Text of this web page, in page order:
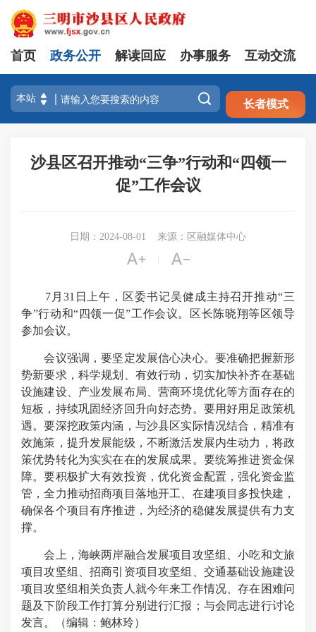
注册 登录
首页 政务公开 解读回应 办事服务 互动交流
 长者模式
沙县区召开推动“三争”行动和“四领一
促”工作会议
日期：2024-08-01 来源：区融媒体中心
 
7月31日上午，区委书记吴健成主持召开推动“三
争”行动和“四领一促”工作会议。区长陈晓翔等区领导
参加会议。
会议强调，要坚定发展信心决心。要准确把握新形
势新要求，科学规划、有效行动，切实加快补齐在基础
设施建设、产业发展布局、营商环境优化等方面存在的
短板，持续巩固经济回升向好态势。要用好用足政策机
遇。要深挖政策内涵，与沙县区实际情况结合，精准有
效施策，提升发展能级，不断激活发展内生动力，将政
策优势转化为实实在在的发展成果。要统筹推进资金保
障。要积极扩大有效投资，优化资金配置，强化资金监
管，全力推动招商项目落地开工、在建项目多投快建，
确保各个项目有序推进，为经济的稳健发展提供有力支
撑。
会上，海峡两岸融合发展项目攻坚组、小吃和文旅
项目攻坚组、招商引资项目攻坚组、交通基础设施建设
项目攻坚组相关负责人就今年来工作情况、存在困难问
题及下阶段工作打算分别进行汇报；与会同志进行讨论
发言。（编辑：鲍林玲）